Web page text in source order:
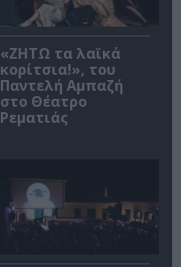
«ΖΗΤΩ τα λαϊκά
κορίτσια!», του
Παντελή Αμπαζή
στο Θέατρο
Ρεματιάς